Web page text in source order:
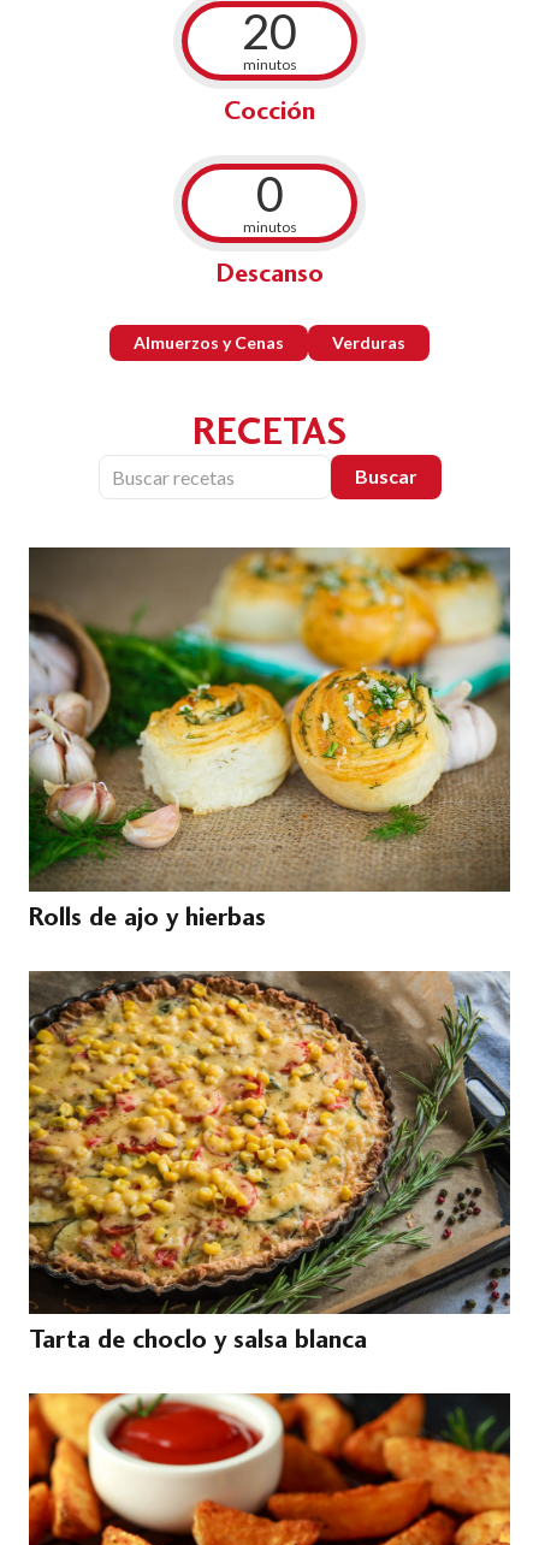
20
minutos
Cocción
0
minutos
Descanso
Almuerzos y Cenas Verduras
RECETAS
Buscar
Rolls de ajo y hierbas
Tarta de choclo y salsa blanca